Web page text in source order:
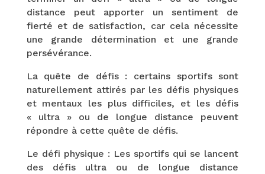
distance peut apporter un sentiment de
fierté et de satisfaction, car cela nécessite
une grande détermination et une grande
persévérance.
La quête de défis : certains sportifs sont
naturellement attirés par les défis physiques
et mentaux les plus difficiles, et les défis
« ultra » ou de longue distance peuvent
répondre à cette quête de défis.
Le défi physique : Les sportifs qui se lancent
des défis ultra ou de longue distance